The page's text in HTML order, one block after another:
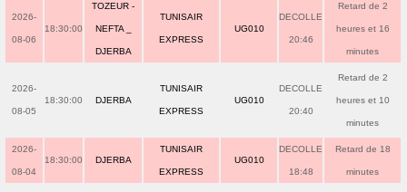
2026-
08-06
18:30:00
TOZEUR -
NEFTA _
DJERBA
TUNISAIR
EXPRESS
UG010
DECOLLE
20:46
Retard de 2
heures et 16
minutes
2026-
08-05
18:30:00 DJERBA
TUNISAIR
EXPRESS
UG010
DECOLLE
20:40
Retard de 2
heures et 10
minutes
2026-
08-04
18:30:00 DJERBA
TUNISAIR
EXPRESS
UG010
DECOLLE
18:48
Retard de 18
minutes